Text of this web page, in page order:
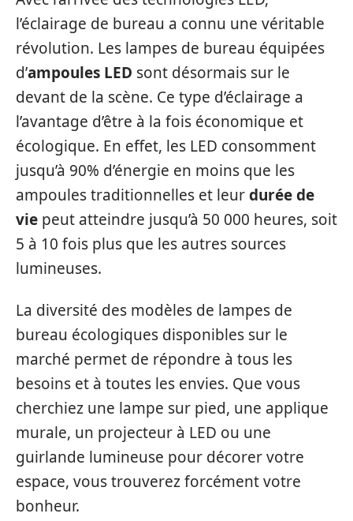
l’éclairage de bureau a connu une véritable
révolution. Les lampes de bureau équipées
d’ampoules LED sont désormais sur le
devant de la scène. Ce type d’éclairage a
l’avantage d’être à la fois économique et
écologique. En effet, les LED consomment
jusqu’à 90% d’énergie en moins que les
ampoules traditionnelles et leurdurée de
vie peut atteindre jusqu’à 50 000 heures, soit
5 à 10 fois plus que les autres sources
lumineuses.
La diversité des modèles de lampes de
bureau écologiques disponibles sur le
marché permet de répondre à tous les
besoins et à toutes les envies. Que vous
cherchiez une lampe sur pied, une applique
murale, un projecteur à LED ou une
guirlande lumineuse pour décorer votre
espace, vous trouverez forcément votre
bonheur.